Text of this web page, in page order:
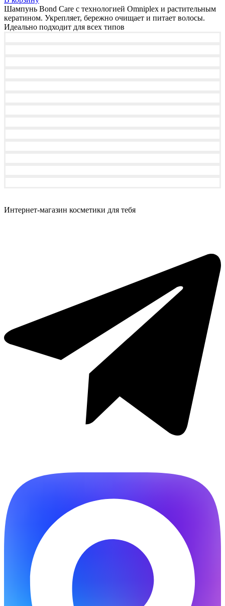
Шампунь Bond Care с технологией Omniplex и растительным
кератином. Укрепляет, бережно очищает и питает волосы.
Идеально подходит для всех типов
Интернет-магазин косметики для тебя